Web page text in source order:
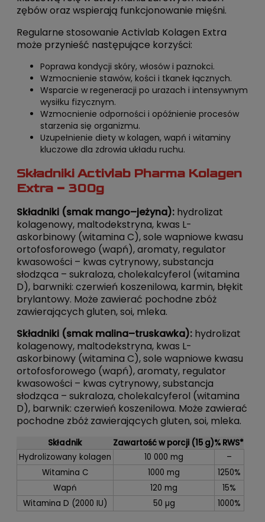
zębów oraz wspierają funkcjonowanie mięśni.
Regularne stosowanie Activlab Kolagen Extra
może przynieść następujące korzyści:
Poprawa kondycji skóry, włosów i paznokci.
Wzmocnienie stawów, kości i tkanek łącznych.
Wsparcie w regeneracji po urazach i intensywnym
wysiłku fizycznym.
Wzmocnienie odporności i opóźnienie procesów
starzenia się organizmu.
Uzupełnienie diety w kolagen, wapń i witaminy
kluczowe dla zdrowia układu ruchu.
Składniki Activlab Pharma Kolagen
Extra – 300g
Składniki (smak mango–jeżyna): hydrolizat
kolagenowy, maltodekstryna, kwas L-
askorbinowy (witamina C), sole wapniowe kwasu
ortofosforowego (wapń), aromaty, regulator
kwasowości – kwas cytrynowy, substancja
słodząca – sukraloza, cholekalcyferol (witamina
D), barwniki: czerwień koszenilowa, karmin, błękit
brylantowy. Może zawierać pochodne zbóż
zawierających gluten, soi, mleka.
Składniki (smak malina–truskawka): hydrolizat
kolagenowy, maltodekstryna, kwas L-
askorbinowy (witamina C), sole wapniowe kwasu
ortofosforowego (wapń), aromaty, regulator
kwasowości – kwas cytrynowy, substancja
słodząca – sukraloza, cholekalcyferol (witamina
D), barwnik: czerwień koszenilowa. Może zawierać
pochodne zbóż zawierających gluten, soi, mleka.
Składnik Zawartość w porcji (15 g)% RWS*
Hydrolizowany kolagen
10 000 mg
–
Witamina C
1000 mg
1250%
Wapń
120 mg
15%
Witamina D (2000 IU)
50 µg 1000%